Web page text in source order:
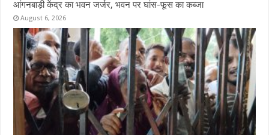
आंगनबाड़ी केंद्र का भवन जर्जर, भवन पर घांस-फूस का कब्जा
August 6, 2026